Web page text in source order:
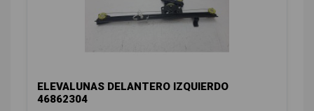
ELEVALUNAS DELANTERO IZQUIERDO
46862304